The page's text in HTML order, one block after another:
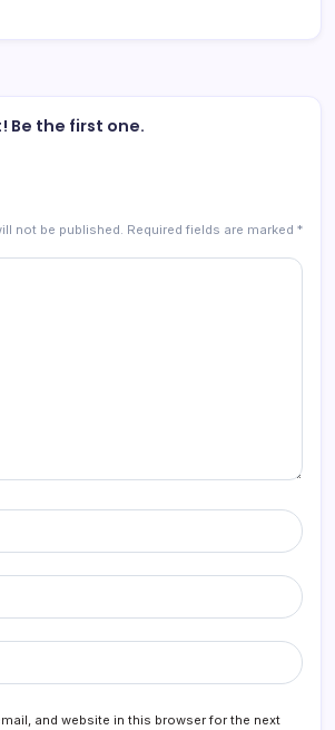
Be the first one.
not be published. Required fields are marked *
and website in this browser for the next